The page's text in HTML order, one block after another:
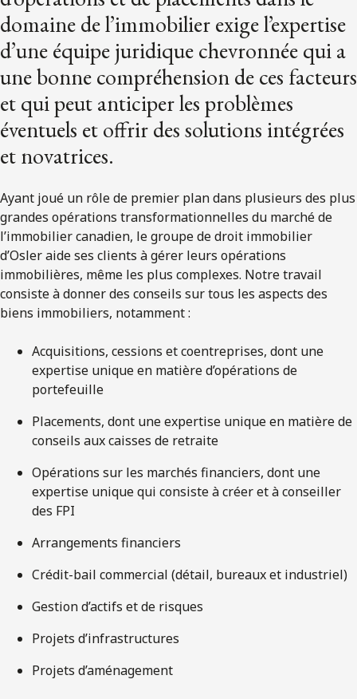
domaine de l’immobilier exige l’expertise
d’une équipe juridique chevronnée qui a
une bonne compréhension de ces facteurs
et qui peut anticiper les problèmes
éventuels et offrir des solutions intégrées
et novatrices.
Ayant joué un rôle de premier plan dans plusieurs des plus
grandes opérations transformationnelles du marché de
l’immobilier canadien, le groupe de droit immobilier
d’Osler aide ses clients à gérer leurs opérations
immobilières, même les plus complexes. Notre travail
consiste à donner des conseils sur tous les aspects des
biens immobiliers, notamment :
Acquisitions, cessions et coentreprises, dont une
expertise unique en matière d’opérations de
portefeuille
Placements, dont une expertise unique en matière de
conseils aux caisses de retraite
Opérations sur les marchés financiers, dont une
expertise unique qui consiste à créer et à conseiller
des FPI
Arrangements financiers
Crédit-bail commercial (détail, bureaux et industriel)
Gestion d’actifs et de risques
Projets d’infrastructures
Projets d’aménagement